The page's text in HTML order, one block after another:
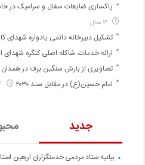
جدید
بیانیه ستاد مردمی خدمتگزاران اربعین
پاکسازی ضایعات سفال و سرامیک در
3 سال
تشکیل دبیرخانه دائمی یادواره شهدای
ارائه خدمات، شاکله اصلی کنگره
تصاویری از بارش سنگین برف در همدان
امام حسین(ع) در مقابل سند ۲۰۳۰